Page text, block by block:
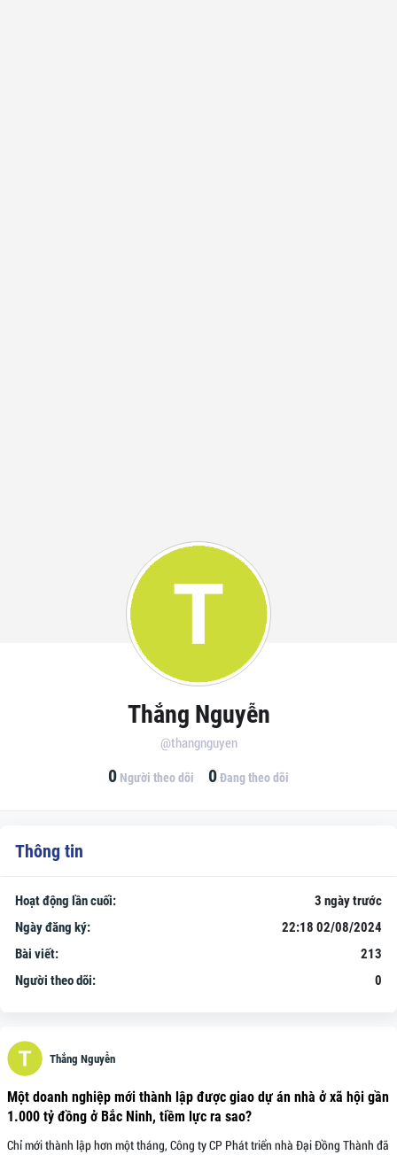
Thắng Nguyễn
@thangnguyen
0 Người theo dõi 0Đang theo dõi
Thắng Nguyễn
Một doanh nghiệp mới thành lập được giao dự án nhà ở xã hội gần
1.000 tỷ đồng ở Bắc Ninh, tiềm lực ra sao?
Chỉ mới thành lập hơn một tháng, Công ty CP Phát triển nhà Đại Đồng Thành đã
Thông tin
Hoạt động lần cuối:
3 ngày trước
Ngày đăng ký:
22:18 02/08/2024
Bài viết:
213
Người theo dõi:
0